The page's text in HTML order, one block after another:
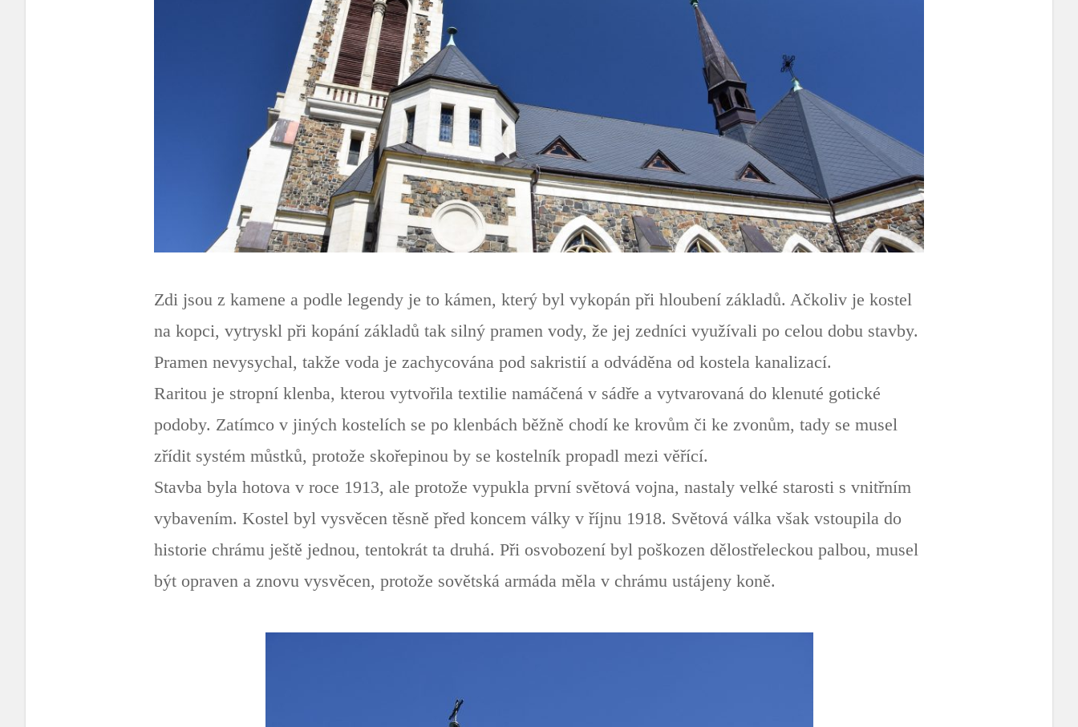
Zdi jsou z kamene a podle legendy je to kámen, který byl vykopán při hloubení základů. Ačkoliv je kostel
na kopci, vytryskl při kopání základů tak silný pramen vody, že jej zedníci využívali po celou dobu stavby.
Pramen nevysychal, takže voda je zachycována pod sakristií a odváděna od kostela kanalizací.
Raritou je stropní klenba, kterou vytvořila textilie namáčená v sádře a vytvarovaná do klenuté gotické
podoby. Zatímco v jiných kostelích se po klenbách běžně chodí ke krovům či ke zvonům, tady se musel
zřídit systém můstků, protože skořepinou by se kostelník propadl mezi věřící.
Stavba byla hotova v roce 1913, ale protože vypukla první světová vojna, nastaly velké starosti s vnitřním
vybavením. Kostel byl vysvěcen těsně před koncem války v říjnu 1918. Světová válka však vstoupila do
historie chrámu ještě jednou, tentokrát ta druhá. Při osvobození byl poškozen dělostřeleckou palbou, musel
být opraven a znovu vysvěcen, protože sovětská armáda měla v chrámu ustájeny koně.